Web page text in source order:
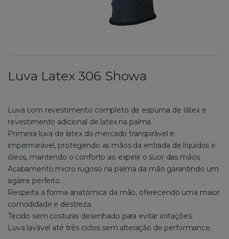
Luva Latex 306 Showa
Luva com revestimento completo de espuma de látex e
revestimento adicional de latex na palma.
Primeira luva de latex do mercado transpirável e
impermeável, protegendo as mãos da entrada de líquidos e
óleos, mantendo o conforto ao expelir o suor das mãos
Acabamento micro rugoso na palma da mão garantindo um
agarre perfeito.
Respeita a forma anatómica da mão, oferecendo uma maior
comodidade e destreza.
Tecido sem costuras desenhado para evitar irritações.
Luva lavável até três ciclos sem alteração de performance.